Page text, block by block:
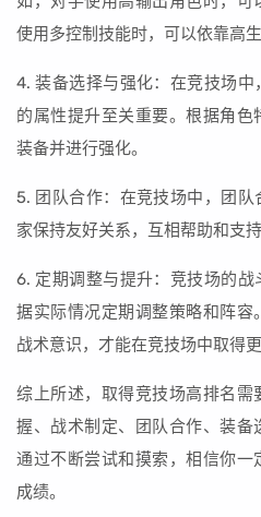
使用多控制技能时，可以依靠高
4. 装备选择与强化：在竞技场
的属性提升至关重要。根据角
装备并进行强化。
5. 团队合作：在竞技场中，团
家保持友好关系，互相帮助和支
6. 定期调整与提升：竞技场的
据实际情况定期调整策略和阵容
战术意识，才能在竞技场中取得更
综上所述，取得竞技场高排名需
握、战术制定、团队合作、装备
通过不断尝试和摸索，相信你一
成绩。